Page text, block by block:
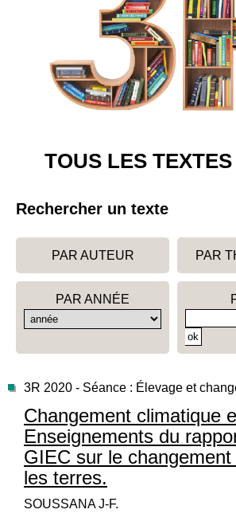
TOUS LES
Rechercher un texte
PAR AUTEUR PAR
PAR ANNÉE
3R 2020 - Séance : Élevage et
Changement climatique
Enseignements du
GIEC sur le
les terres.
SOUSSANA J-F.